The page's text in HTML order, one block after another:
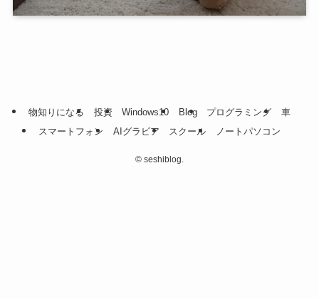
物知りになる 投資 Windows10 Blog プログラミング
車
スマートフォン
AIグラビア スクール ノートパソコン
© seshiblog.